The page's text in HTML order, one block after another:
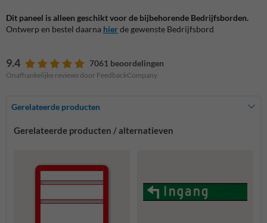
Dit paneel is alleen geschikt voor de bijbehorende Bedrijfsborden.
Ontwerp en bestel daarna hierde gewenste Bedrijfsbord
9.4 7061 beoordelingen
Onafhankelijke reviews door FeedbackCompany
Gerelateerde producten
Gerelateerde producten / alternatieven